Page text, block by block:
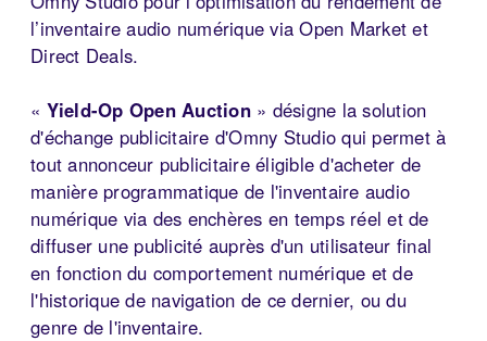
l’inventaire audio numérique via Open Market et
Direct Deals.
« Yield-Op Open Auction» désigne la solution
d'échange publicitaire d'Omny Studio qui permet à
tout annonceur publicitaire éligible d'acheter de
manière programmatique de l'inventaire audio
numérique via des enchères en temps réel et de
diffuser une publicité auprès d'un utilisateur final
en fonction du comportement numérique et de
l'historique de navigation de ce dernier, ou du
genre de l'inventaire.